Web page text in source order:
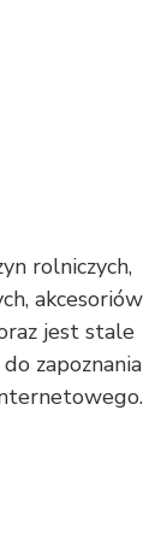
rolniczych,
akcesoriów
jest stale
zapoznania